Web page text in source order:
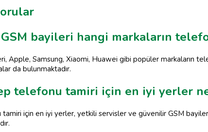
bayileri hangi markaların
Apple, Samsung, Xiaomi, Huawei gibi popüler markaların
da bulunmaktadır.
telefonu tamiri için en iyi yerler
için en iyi yerler, yetkili servisler ve güvenilir GSM